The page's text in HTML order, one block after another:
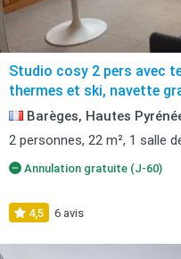
Studio cosy 2 pers avec
thermes et ski, navette
Barèges, Hautes
2 personnes, 22 m², 1 salle
Annulation gratuite (J-60)
4,5 6 avis